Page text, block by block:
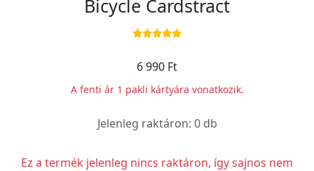
Bicycle Cardstract
6 990 Ft
A fenti ár 1 pakli kártyára vonatkozik.
Jelenleg raktáron: 0 db
Ez a termék jelenleg nincs raktáron, így sajnos nem